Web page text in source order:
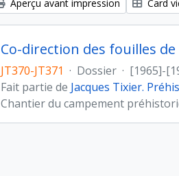
Aperçu avant impression Card
Co-direction des fouilles
JT370-JT371 · Dossier · [1965]-
Fait partie de Jacques Tixier.
Chantier du campement